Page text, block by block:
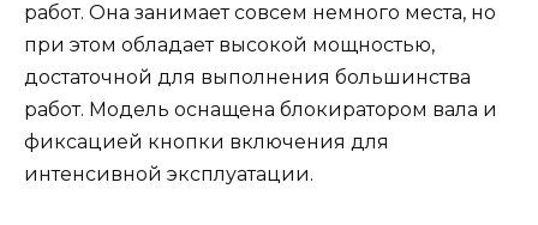
работ. Она занимает совсем немного места, но
при этом обладает высокой мощностью,
достаточной для выполнения большинства
работ. Модель оснащена блокиратором вала и
фиксацией кнопки включения для
интенсивной эксплуатации.